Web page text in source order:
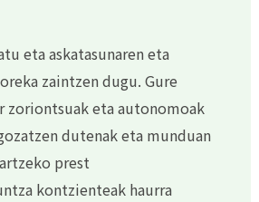
eta askatasunaren eta
zaintzen dugu. Gure
zoriontsuak eta autonomoak
dutenak eta munduan
prest
kontzienteak haurra